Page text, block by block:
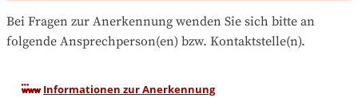
Bei Fragen zur Anerkennung wenden Sie sich bitte an
folgende Ansprechperson(en) bzw. Kontaktstelle(n).
Informationen zur Anerkennung